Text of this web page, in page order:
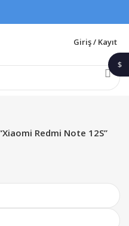
Giriş / Kayıt
Redmi Note 12S”
$